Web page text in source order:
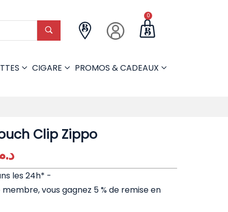
0
CIGARE PROMOS & CADEAUX
Clip Zippo
les 24h* -
vous gagnez 5 % de remise en